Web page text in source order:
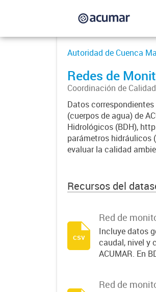
Autoridad de Cuenca
Redes de
Coordinación de
Datos
(cuerpos de agua) de
Hidrológicos (BDH),
parámetros hidráulicos
evaluar la calidad
Recursos del
Red de
Incluye datos
caudal, nivel y
ACUMAR. En
csv
Red de